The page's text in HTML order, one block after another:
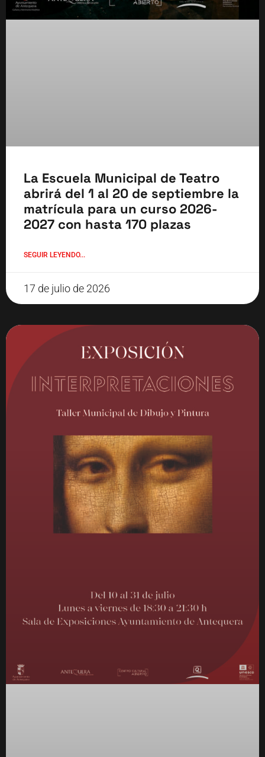
La Escuela Municipal de Teatro
abrirá del 1 al 20 de septiembre la
matrícula para un curso 2026-
2027 con hasta 170 plazas
SEGUIR LEYENDO...
17 de julio de 2026